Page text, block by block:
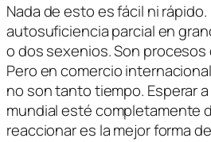
Nada de esto es fácil ni rápido.
autosuficiencia parcial en
o dos sexenios. Son
Pero en comercio
no son tanto tiempo. Esperar
mundial esté completamente
reaccionar es la mejor forma